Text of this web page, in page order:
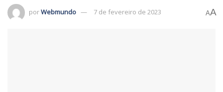
porWebmundo 7 de fevereiro de 2023 AA